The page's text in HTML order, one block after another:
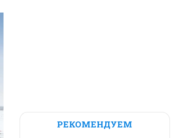
РЕКОМЕНДУЕМ